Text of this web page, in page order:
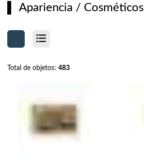
Apariencia / Cosméticos
Total de objetos: 483